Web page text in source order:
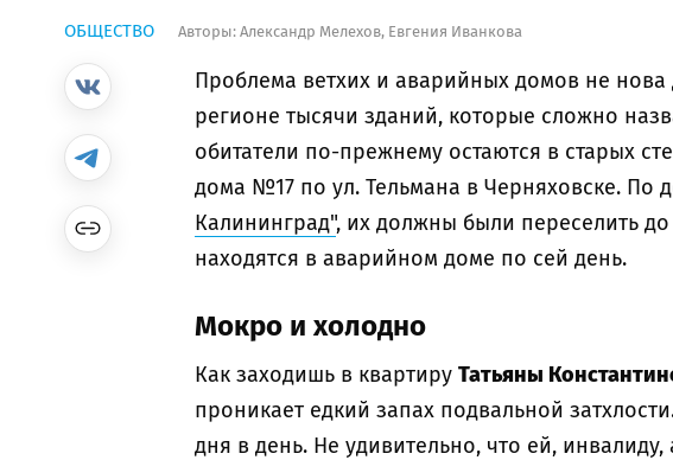
ОБЩЕСТВО Авторы: Александр Мелехов, Евгения Иванкова
Проблема ветхих и аварийных домов не нова
регионе тысячи зданий, которые сложно
обитатели по-прежнему остаются в старых
дома №17 по ул. Тельмана в Черняховске. По
Калининград", их должны были переселить
находятся в аварийном доме по сей день.
Мокро и холодно
Как заходишь в квартиру Татьяны
проникает едкий запах подвальной
дня в день. Не удивительно, что ей,